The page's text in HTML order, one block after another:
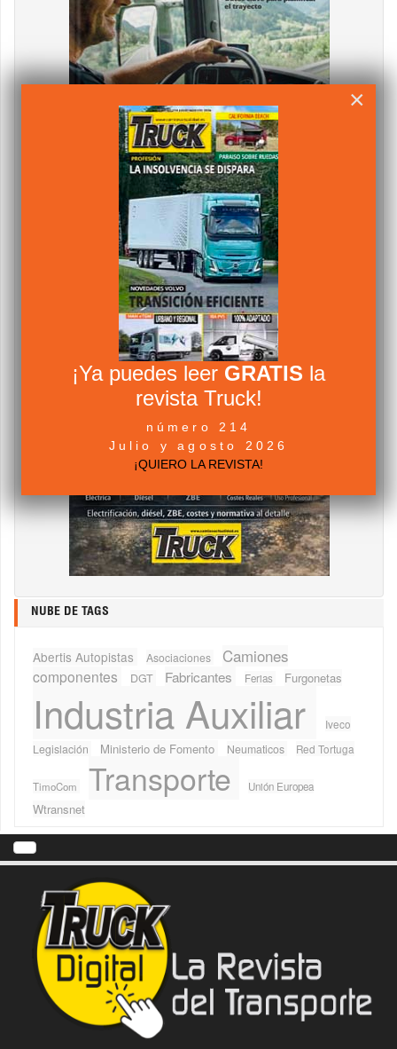
NUBE DE TAGS
Abertis Autopistas Asociaciones Camiones
componentes DGT Fabricantes Ferias Furgonetas
Industria Auxiliar
Iveco
Legislación
Ministerio de Fomento Neumaticos Red Tortuga
TimoCom Transporte Unión Europea
Wtransnet
×
¡Ya puedes leer GRATIS la
revista Truck!
número 214
Julio y agosto 2026
¡QUIERO LA REVISTA!